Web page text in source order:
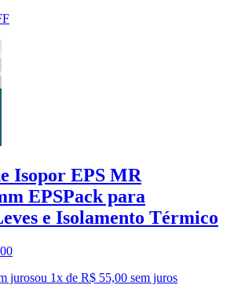
Isopor EPS MR
EPSPack para
e Isolamento Térmico
00
jurosou 1x de R$ 55,00 sem juros